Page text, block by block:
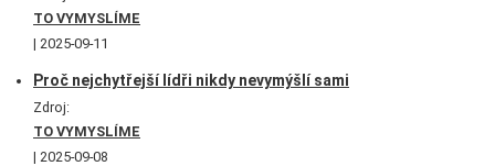
TO VYMYSLÍME
2025-09-11
Proč nejchytřejší lídři nikdy nevymýšlí sami
Zdroj:
TO VYMYSLÍME
2025-09-08